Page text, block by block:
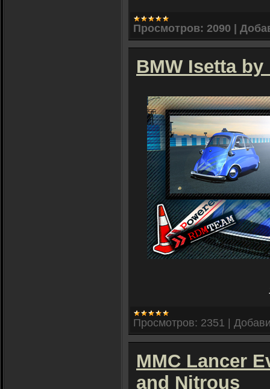
Просмотров: 2090 |
BMW Isetta by
Просмотров: 2351
MMC Lancer
and Nitrous